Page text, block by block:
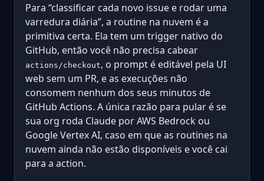
Para “classificar cada novo issue e rodar uma
varredura diária”, a routine na nuvem é a
primitiva certa. Ela tem um trigger nativo do
GitHub, então você não precisa cabear
actions/checkout, o prompt é editável pela UI
web sem um PR, e as execuções não
consomem nenhum dos seus minutos de
GitHub Actions. A única razão para pular é se
sua org roda Claude por AWS Bedrock ou
Google Vertex AI, caso em que as routines na
nuvem ainda não estão disponíveis e você cai
para a action.